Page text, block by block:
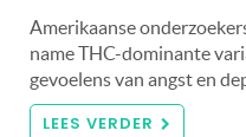
Amerikaanse
name THC-dominante
gevoelens van angst en
LEES VERDER